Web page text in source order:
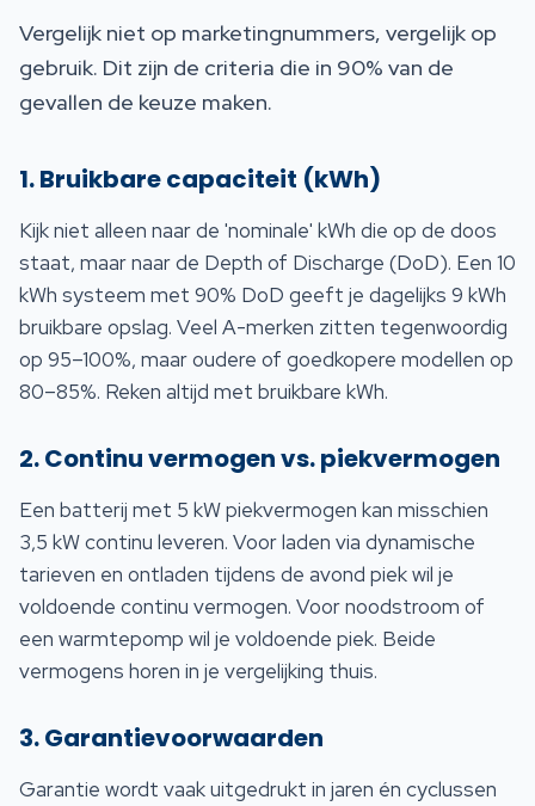
Vergelijk niet op marketingnummers, vergelijk op
gebruik. Dit zijn de criteria die in 90% van de
gevallen de keuze maken.
1. Bruikbare capaciteit (kWh)
Kijk niet alleen naar de 'nominale' kWh die op de doos
staat, maar naar de Depth of Discharge (DoD). Een 10
kWh systeem met 90% DoD geeft je dagelijks 9 kWh
bruikbare opslag. Veel A-merken zitten tegenwoordig
op 95–100%, maar oudere of goedkopere modellen op
80–85%. Reken altijd met bruikbare kWh.
2. Continu vermogen vs. piekvermogen
Een batterij met 5 kW piekvermogen kan misschien
3,5 kW continu leveren. Voor laden via dynamische
tarieven en ontladen tijdens de avond piek wil je
voldoende continu vermogen. Voor noodstroom of
een warmtepomp wil je voldoende piek. Beide
vermogens horen in je vergelijking thuis.
3. Garantievoorwaarden
Garantie wordt vaak uitgedrukt in jaren én cyclussen